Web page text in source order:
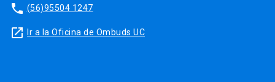
phone (56)95504 1247
launch Ir a la Oficina de Ombuds UC